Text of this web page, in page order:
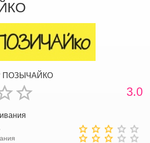
ПОЗЫЧАЙКО
3.0